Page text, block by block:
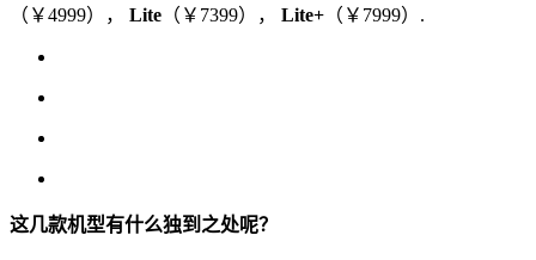
（￥4999）， Lite （￥7399）， Lite+ （￥7999）.
这几款机型有什么独到之处呢？